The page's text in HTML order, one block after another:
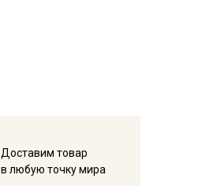
Доставим товар
в любую точку мира